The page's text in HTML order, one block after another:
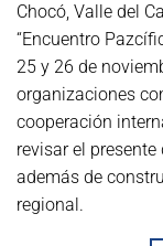
Chocó, Valle del
“Encuentro
25 y 26 de
organizaciones
cooperación
revisar el
además de
regional.